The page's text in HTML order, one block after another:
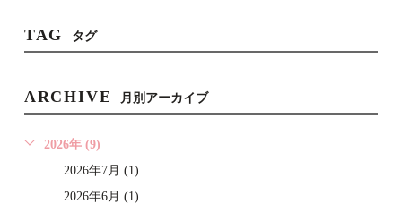
TAG タグ
ARCHIVE 月別アーカイブ
2026年 (9)
2026年7月 (1)
2026年6月 (1)